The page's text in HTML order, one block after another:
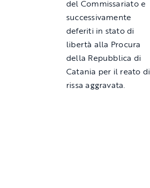
del Commissariato e
successivamente
deferiti in stato di
libertà alla Procura
della Repubblica di
Catania per il reato di
rissa aggravata.